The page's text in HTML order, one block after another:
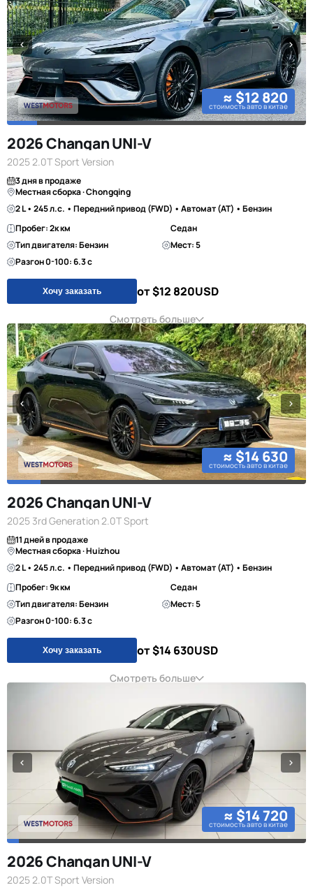
≈ $12 820
стоимость авто в китае
2026 Changan UNI-V
2025 2.0T Sport Version
3 дня в продаже
Местная сборка · Chongqing
2 L • 245 л.с. • Передний привод (FWD) • Автомат (AT) • Бензин
Пробег: 2к км
Седан
Тип двигателя: Бензин
Мест: 5
Разгон 0-100: 6.3 с
Хочу заказать от $12 820USD
Смотреть больше
≈ $14 630
стоимость авто в китае
2026 Changan UNI-V
2025 3rd Generation 2.0T Sport
11 дней в продаже
Местная сборка · Huizhou
2 L • 245 л.с. • Передний привод (FWD) • Автомат (AT) • Бензин
Пробег: 9к км
Седан
Тип двигателя: Бензин
Мест: 5
Разгон 0-100: 6.3 с
Хочу заказать от $14 630USD
Смотреть больше
≈ $14 720
стоимость авто в китае
2026 Changan UNI-V
2025 2.0T Sport Version